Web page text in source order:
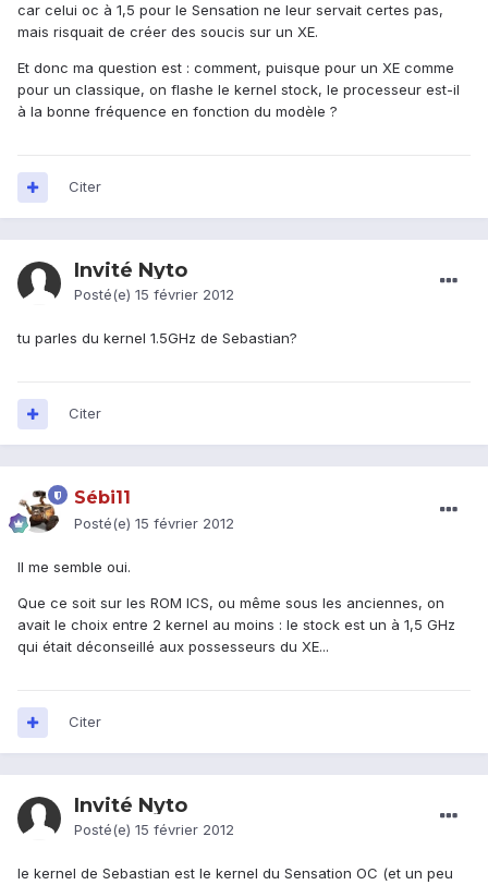
car celui oc à 1,5 pour le Sensation ne leur servait certes pas,
mais risquait de créer des soucis sur un XE.
Et donc ma question est : comment, puisque pour un XE comme
pour un classique, on flashe le kernel stock, le processeur est-il
à la bonne fréquence en fonction du modèle ?
Citer
Invité Nyto
Posté(e) 15 février 2012
tu parles du kernel 1.5GHz de Sebastian?
Citer
Sébi11
Posté(e) 15 février 2012
Il me semble oui.
Que ce soit sur les ROM ICS, ou même sous les anciennes, on
avait le choix entre 2 kernel au moins : le stock est un à 1,5 GHz
qui était déconseillé aux possesseurs du XE...
Citer
Invité Nyto
Posté(e) 15 février 2012
le kernel de Sebastian est le kernel du Sensation OC (et un peu